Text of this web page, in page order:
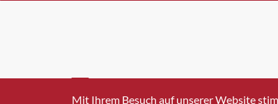
INFO@SWISSICT.CH
Mit Ihrem Besuch auf unserer Website